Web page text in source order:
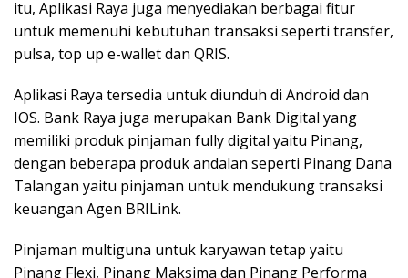
itu, Aplikasi Raya juga menyediakan berbagai fitur
untuk memenuhi kebutuhan transaksi seperti transfer,
pulsa, top up e-wallet dan QRIS.
Aplikasi Raya tersedia untuk diunduh di Android dan
IOS. Bank Raya juga merupakan Bank Digital yang
memiliki produk pinjaman fully digital yaitu Pinang,
dengan beberapa produk andalan seperti Pinang Dana
Talangan yaitu pinjaman untuk mendukung transaksi
keuangan Agen BRILink.
Pinjaman multiguna untuk karyawan tetap yaitu
Pinang Flexi, Pinang Maksima dan Pinang Performa